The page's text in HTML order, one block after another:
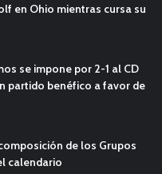
en Ohio mientras cursa su
se impone por 2-1 al CD
partido benéfico a favor de
de los Grupos
calendario